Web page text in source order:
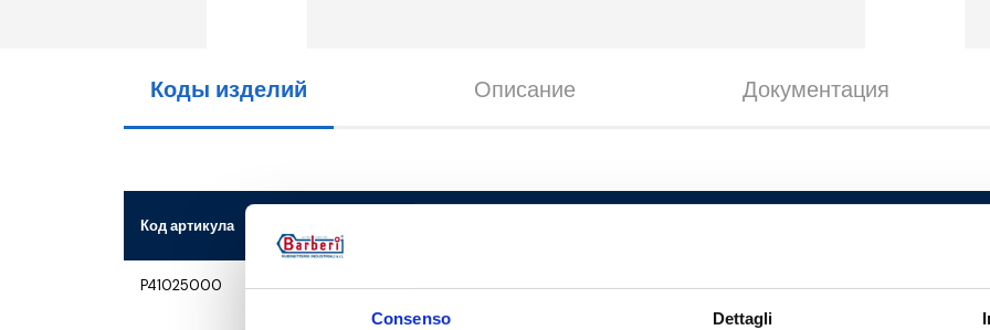
Consenso Dettagli
Коды изделий Описание Документация
Код артикула
P41025000 G 1 1/2 RN - G 1 F 6